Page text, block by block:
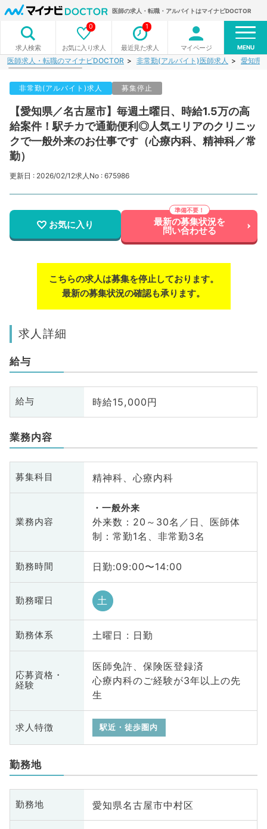
医師の求人・転職・アルバイトはマイナビDOCTOR
求人検索 お気に入り求人
0
最近見た求人
1
マイページ MENU
医師求人・転職のマイナビDOCTOR 非常勤(アルバイト)医師求人 愛知県
非常勤(アルバイト)求人 募集停止
【愛知県／名古屋市】毎週土曜日、時給1.5万の高
給案件！駅チカで通勤便利◎人気エリアのクリニッ
クで一般外来のお仕事です（心療内科、精神科／常
勤）
更新日 : 2026/02/12求人No : 675986
お気に入り 最新の募集状況を
問い合わせる
こちらの求人は募集を停止しております。
最新の募集状況の確認も承ります。
求人詳細
給与
給与 時給15,000円
業務内容
募集科目 精神科、心療内科
業務内容
一般外来
外来数：20～30名／日、医師体
制：常勤1名、非常勤3名
勤務時間 日勤:09:00〜14:00
勤務曜日 土
勤務体系 土曜日 : 日勤
応募資格・
経験
医師免許、保険医登録済
心療内科のご経験が3年以上の先
生
求人特徴 駅近・徒歩圏内
勤務地
勤務地 愛知県名古屋市中村区